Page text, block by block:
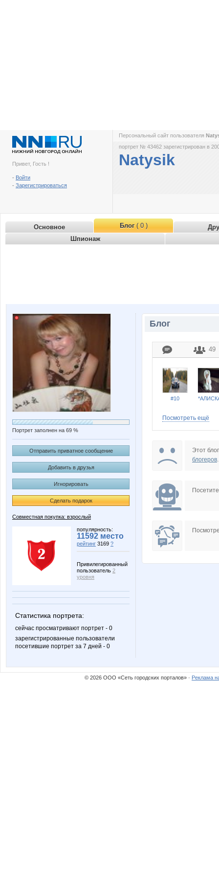
Привет, Гость !
- Войти
- Зарегистрироваться
Персональный сайт пользователя
портрет № 43462 зарегистрирован в
Natysik
Основное Блог( 0 )
Шпионаж
Портрет заполнен на 69 %
Отправить приватное сообщение
Добавить в друзья
Игнорировать
Сделать подарок
Совместная покупка: взрослый
популярность:
11592 место
рейтинг 3169 ?
Привилегированный
пользователь 2
уровня
Статистика портрета:
сейчас просматривают портрет - 0
зарегистрированные пользователи
посетившие портрет за 7 дней - 0
Блог
49
#10
Sm@il
Посмотреть ещё
Этот
блогеров.
© 2026 ООО «Сеть городских порталов» · Реклама